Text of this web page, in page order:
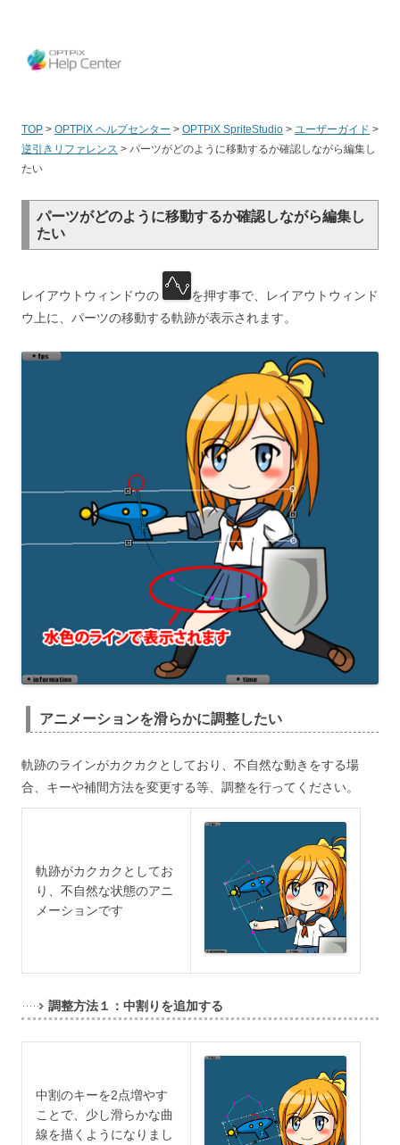
TOP > OPTPiX ヘルプセンター > OPTPiX SpriteStudio > ユーザーガイド >
逆引きリファレンス > パーツがどのように移動するか確認しながら編集し
たい
パーツがどのように移動するか確認しながら編集し
たい
レイアウトウィンドウの
を押す事で、レイアウトウィンド
ウ上に、パーツの移動する軌跡が表示されます。
アニメーションを滑らかに調整したい
軌跡のラインがカクカクとしており、不自然な動きをする場
合、キーや補間方法を変更する等、調整を行ってください。
軌跡がカクカクとしてお
り、不自然な状態のアニ
メーションです
調整方法１：中割りを追加する
中割のキーを2点増やす
ことで、少し滑らかな曲
線を描くようになりまし